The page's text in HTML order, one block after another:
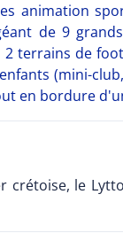
animation
de 9
terrains de
(mini-
en bordure
le